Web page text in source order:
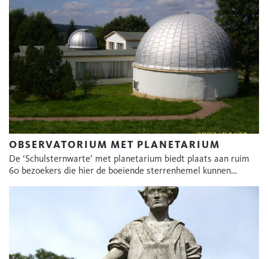
OBSERVATORIUM MET PLANETARIUM
De ‘Schulsternwarte’ met planetarium biedt plaats aan ruim
60 bezoekers die hier de boeiende sterrenhemel kunnen…